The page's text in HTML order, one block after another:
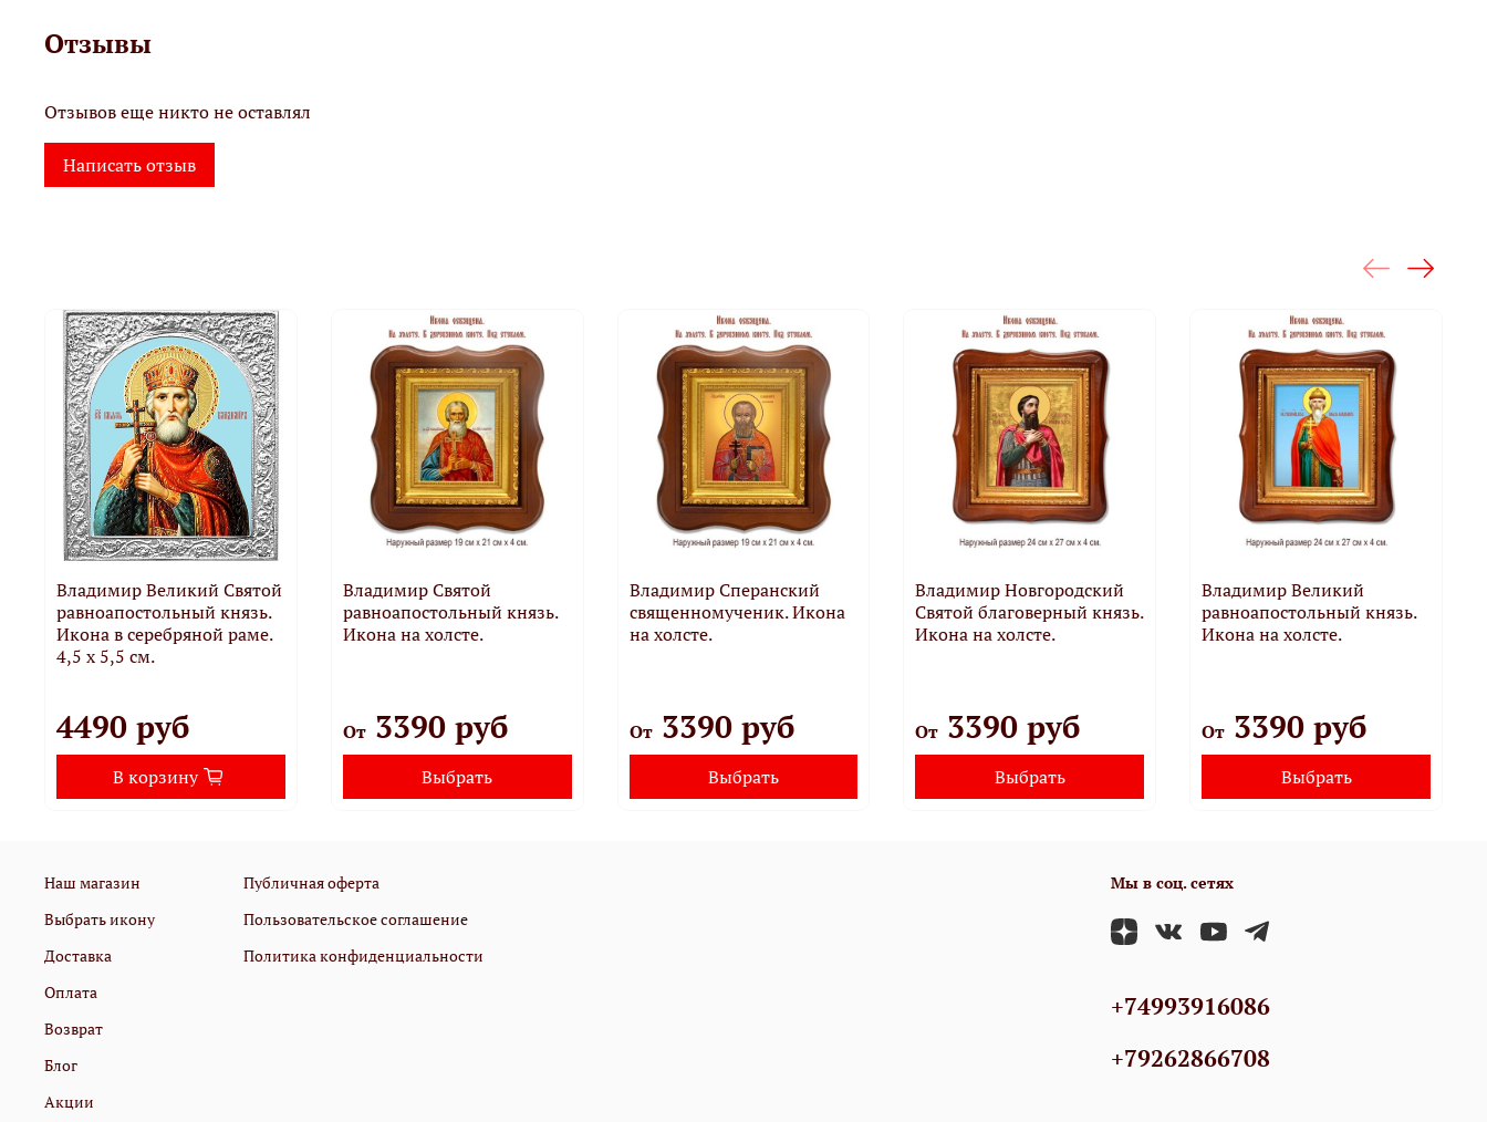
Отзывы
Отзывов еще никто не оставлял
Написать отзыв
Владимир Великий Святой
равноапостольный князь.
Икона в серебряной раме.
4,5 х 5,5 см.
4490 руб
В корзину
Владимир Святой
равноапостольный князь.
Икона на холсте.
От3390 руб
Выбрать
Владимир Сперанский
священномученик. Икона
на холсте.
От3390 руб
Выбрать
Владимир Новгородский
Святой благоверный князь.
Икона на холсте.
От 3390 руб
Выбрать
Владимир Великий
равноапостольный князь.
Икона на холсте.
От 3390 руб
Выбрать
Наш магазин
Выбрать икону
Доставка
Оплата
Возврат
Блог
Акции
Публичная оферта
Пользовательское соглашение
Политика конфиденциальности
Мы в соц. сетях
+74993916086
+79262866708